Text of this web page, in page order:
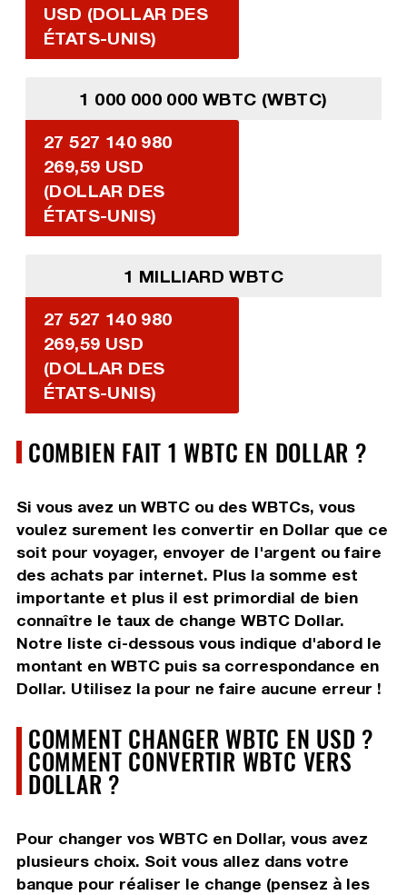
USD (DOLLAR DES
ÉTATS-UNIS)
1 000 000 000 WBTC (WBTC)
27 527 140 980
269,59 USD
(DOLLAR DES
ÉTATS-UNIS)
1 MILLIARD WBTC
27 527 140 980
269,59 USD
(DOLLAR DES
ÉTATS-UNIS)
COMBIEN FAIT 1 WBTC EN DOLLAR ?
Si vous avez un WBTC ou des WBTCs, vous
voulez surement les convertir en Dollar que ce
soit pour voyager, envoyer de l'argent ou faire
des achats par internet. Plus la somme est
importante et plus il est primordial de bien
connaître le taux de change WBTC Dollar.
Notre liste ci-dessous vous indique d'abord le
montant en WBTC puis sa correspondance en
Dollar. Utilisez la pour ne faire aucune erreur !
COMMENT CHANGER WBTC EN USD ?
COMMENT CONVERTIR WBTC VERS
DOLLAR ?
Pour changer vos WBTC en Dollar, vous avez
plusieurs choix. Soit vous allez dans votre
banque pour réaliser le change (pensez à les